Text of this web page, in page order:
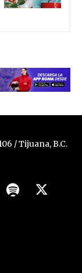
/ Tijuana, B.C.